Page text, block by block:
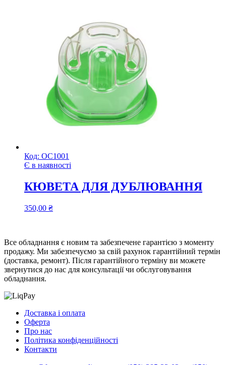
Код: ОС1001
Є в наявності
КЮВЕТА ДЛЯ ДУБЛЮВАННЯ
350,00 ₴
Все обладнання є новим та забезпечене гарантією з моменту
продажу. Ми забезпечуємо за свій рахунок гарантійний термін
(доставка, ремонт). Після гарантійного терміну ви можете
звернутися до нас для консультації чи обслуговування
обладнання.
Доставка і оплата
Оферта
Про нас
Політика конфіденційності
Контакти